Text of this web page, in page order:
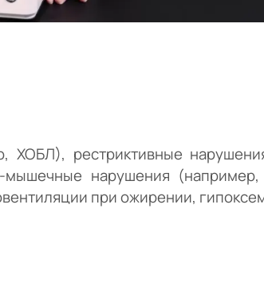
ХОБЛ), рестриктивные
мышечные нарушения
при ожирении,